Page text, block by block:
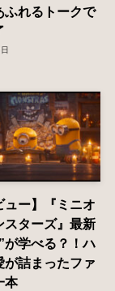
ふれるトークで
ュー】『ミニオ
スターズ』最新
が学べる？！ハ
が詰まったファ
本